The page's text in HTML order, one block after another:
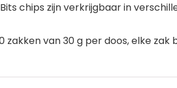
chips zijn verkrijgbaar in
zakken van 30 g per doos, elke zak